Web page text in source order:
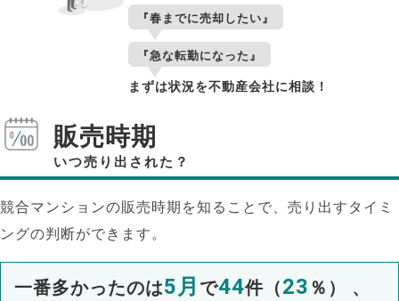
『春までに売却したい』
『急な転勤になった』
まずは状況を不動産会社に相談！
販売時期
いつ売り出された？
競合マンションの販売時期を知ることで、売り出すタイミ
ングの判断ができます。
一番多かったのは5月 で44件（23 ％） 、